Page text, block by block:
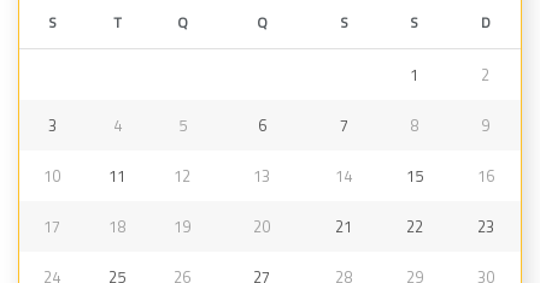
S T Q Q S S D
1 2
3 4 5 6 7 8 9
10 11 12 13 14 15 16
17 18 19 20 21 22 23
24 25 26 27 28 29 30